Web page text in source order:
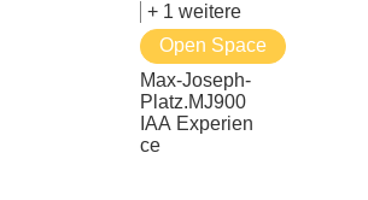
+ 1 weitere
Open Space
Max-Joseph-
Platz.MJ900
IAA Experien
ce